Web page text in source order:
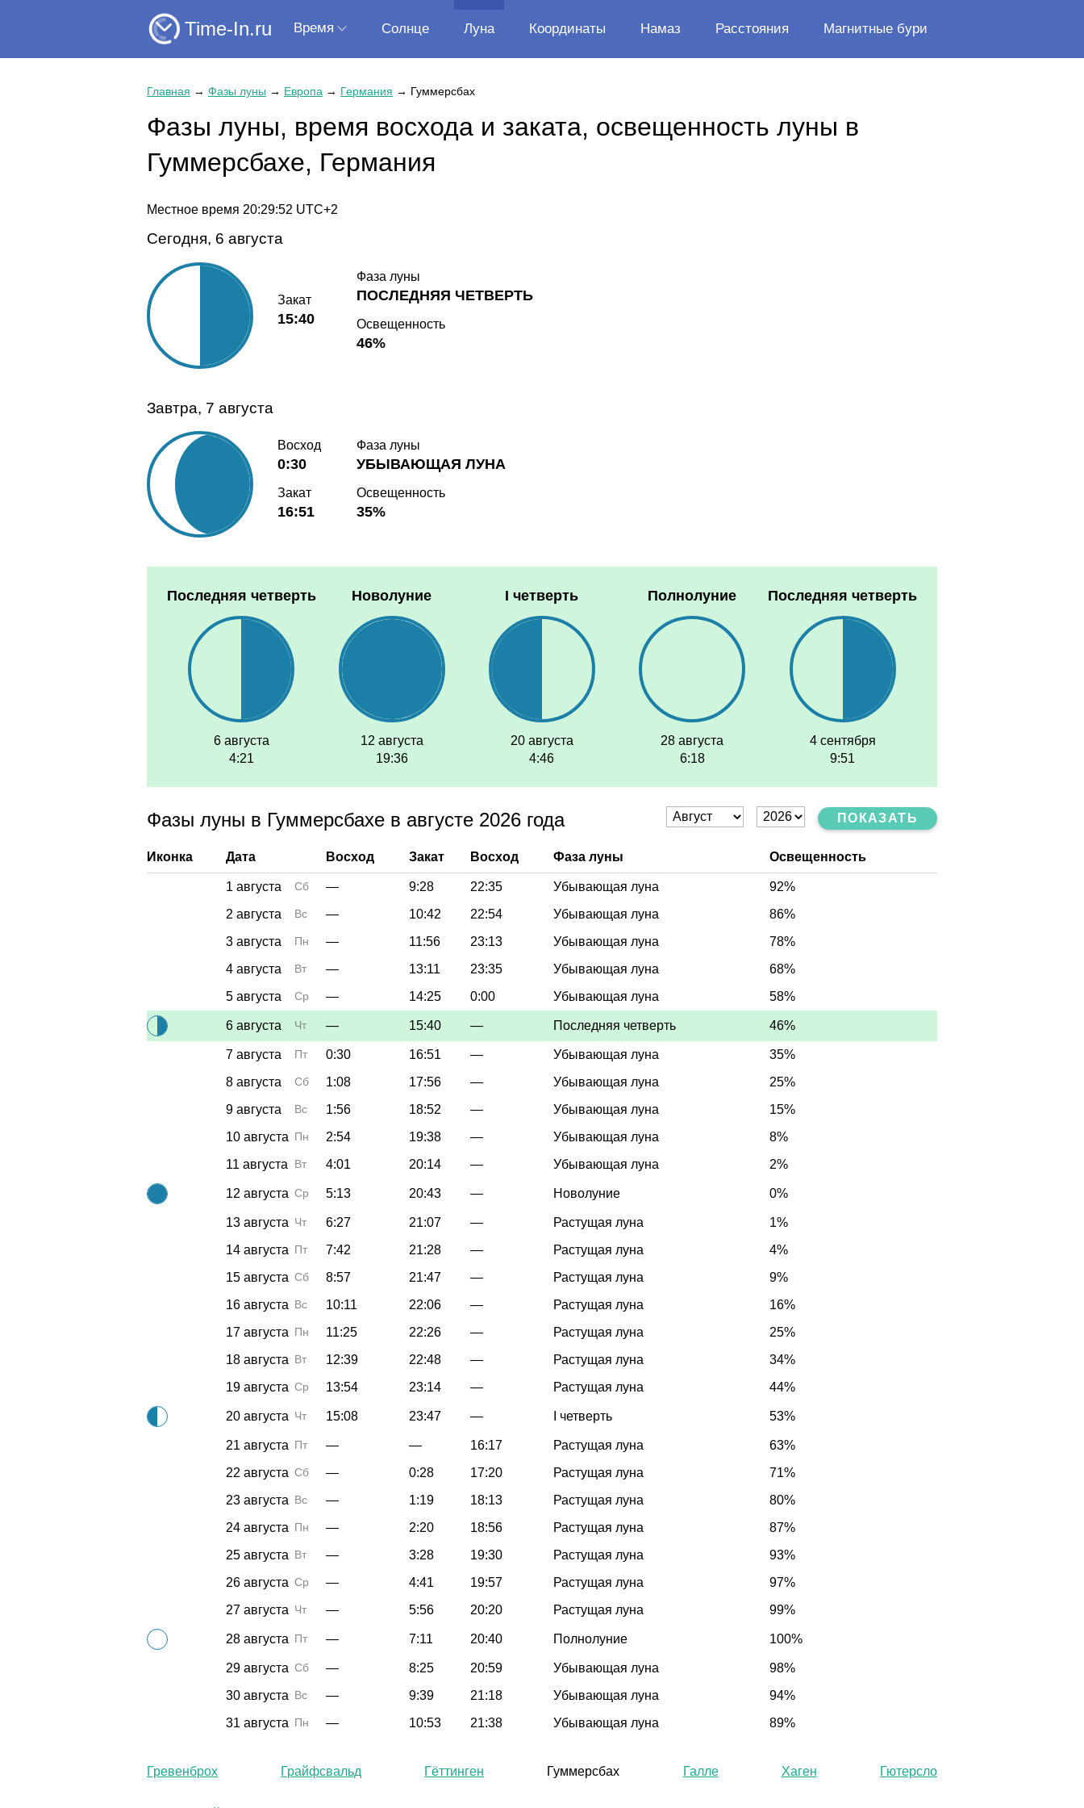
Time-In.ru Время Солнце Луна Координаты Намаз Расстояния Магнитные бури
Главная → Фазы луны → Европа → Германия → Гуммерсбах
Фазы луны, время восхода и заката, освещенность луны в
Гуммерсбахе, Германия
Местное время 20:29:52 UTC+2
Сегодня, 6 августа
Закат
15:40
Фаза луны
ПОСЛЕДНЯЯ ЧЕТВЕРТЬ
Освещенность
46%
Завтра, 7 августа
Восход
0:30
Закат
16:51
Фаза луны
УБЫВАЮЩАЯ ЛУНА
Освещенность
35%
Последняя четверть
6 августа
4:21
Новолуние
12 августа
19:36
I четверть
20 августа
4:46
Полнолуние
28 августа
6:18
Последняя четверть
4 сентября
9:51
Фазы луны в Гуммерсбахе в августе 2026 года ПОКАЗАТЬ
Иконка Дата Восход Закат Восход Фаза луны Освещенность
1 августа Сб — 9:28 22:35 Убывающая луна
92%
2 августа
Вс — 10:42 22:54 Убывающая луна
86%
3 августа
Пн — 11:56 23:13 Убывающая луна
78%
4 августа
Вт — 13:11 23:35 Убывающая луна
68%
5 августа
Ср — 14:25 0:00 Убывающая луна 58%
6 августа Чт — 15:40 — Последняя четверть 46%
7 августа Пт 0:30 16:51 — Убывающая луна
35%
8 августа
Сб 1:08 17:56 — Убывающая луна
25%
9 августа
Вс 1:56 18:52 — Убывающая луна
15%
10 августа Пн 2:54 19:38 — Убывающая луна
8%
11 августа
Вт 4:01 20:14 — Убывающая луна 2%
12 августа Ср 5:13 20:43 — Новолуние 0%
13 августа Чт 6:27 21:07 — Растущая луна
1%
14 августа Пт 7:42 21:28 — Растущая луна
4%
15 августа Сб 8:57 21:47 — Растущая луна
9%
16 августа Вс 10:11 22:06 — Растущая луна
16%
17 августа Пн 11:25 22:26 — Растущая луна
25%
18 августа Вт 12:39 22:48 — Растущая луна
34%
19 августа Ср 13:54 23:14 — Растущая луна 44%
20 августа Чт 15:08 23:47 — I четверть 53%
21 августа Пт — — 16:17 Растущая луна
63%
22 августа Сб — 0:28 17:20 Растущая луна
71%
23 августа Вс — 1:19 18:13 Растущая луна
80%
24 августа Пн — 2:20 18:56 Растущая луна
87%
25 августа Вт — 3:28 19:30 Растущая луна
93%
26 августа Ср — 4:41 19:57 Растущая луна
97%
27 августа Чт — 5:56 20:20 Растущая луна 99%
28 августа Пт — 7:11 20:40 Полнолуние 100%
29 августа Сб — 8:25 20:59 Убывающая луна
98%
30 августа Вс — 9:39 21:18 Убывающая луна
94%
31 августа Пн — 10:53 21:38 Убывающая луна 89%
Гревенброх Грайфсвальд Гёттинген Гуммерсбах Галле Хаген Гютерсло